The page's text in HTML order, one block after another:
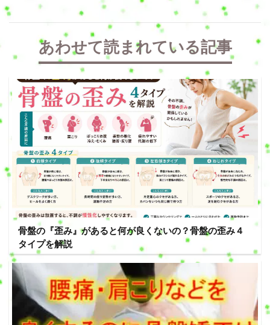
あわせて読まれている記事
骨盤の『歪み』があると何が良くないの？骨盤の歪み４
タイプを解説